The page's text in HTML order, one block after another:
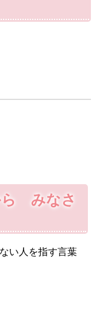
ら みなさ
い人を指す言葉